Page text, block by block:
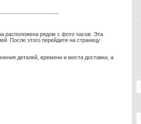
расположена рядом с фото часов. Эта
После этого перейдите на страницу
деталей, времени и места доставки, а